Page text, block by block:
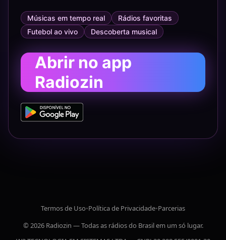
Músicas em tempo real
Rádios favoritas
Futebol ao vivo
Descoberta musical
Abrir no app
Radiozin
Termos de Uso•Política de Privacidade•Parcerias
© 2026 Radiozin — Todas as rádios do Brasil em um só lugar.